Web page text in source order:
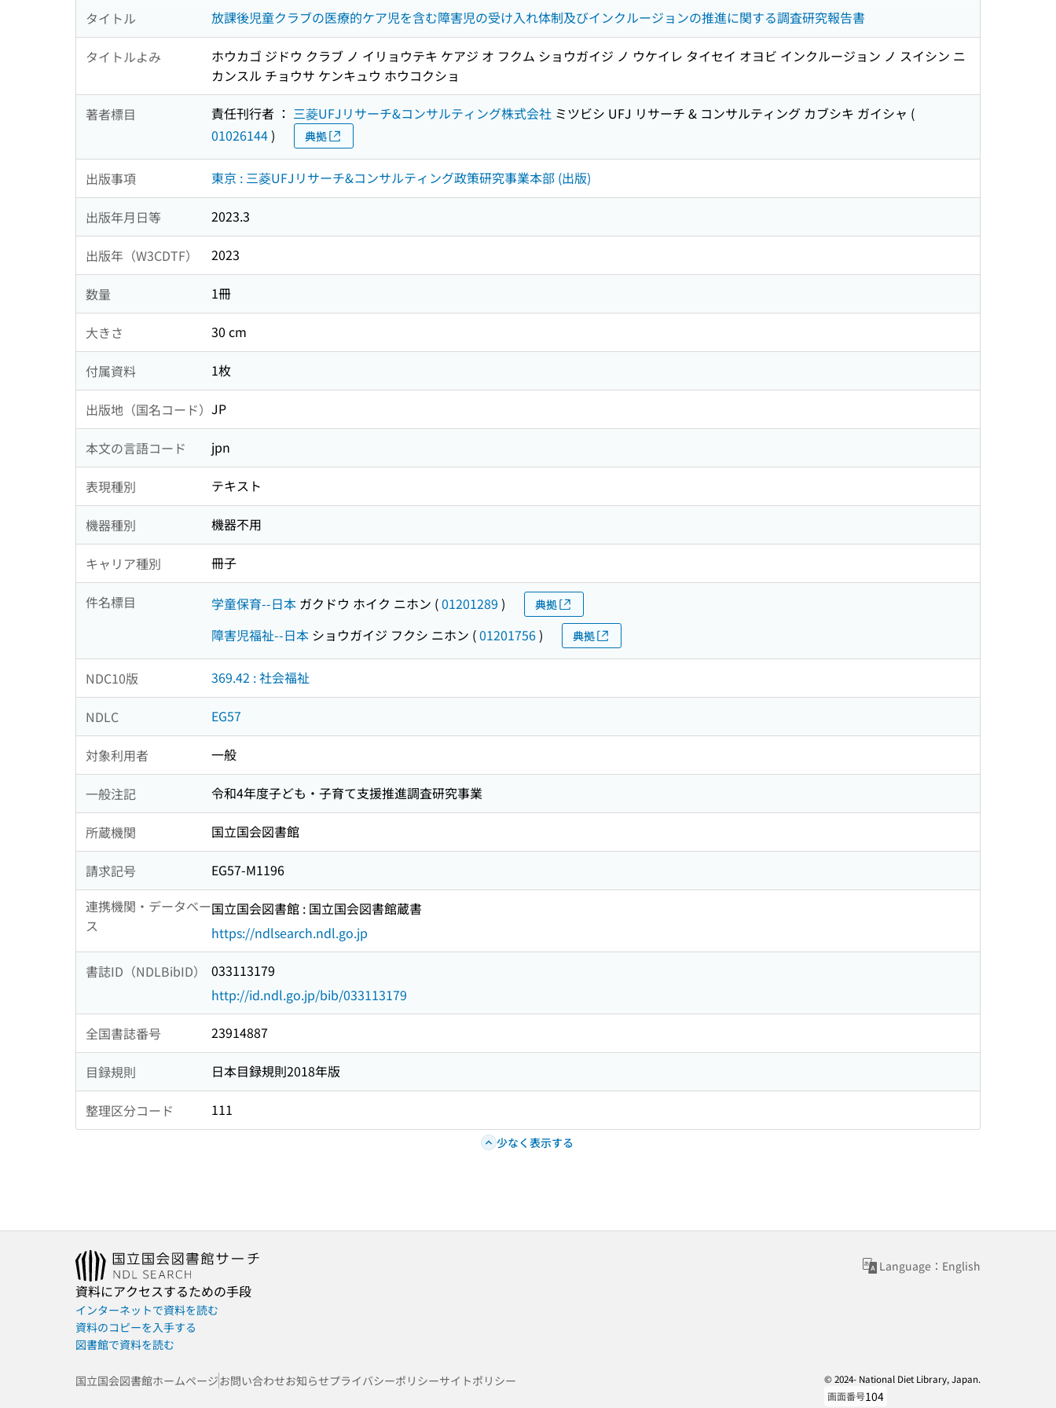
タイトル 放課後児童クラブの医療的ケア児を含む障害児の受け入れ体制及びインクルージョンの推進に関する調査研究報告書
タイトルよみ
ホウカゴ ジドウ クラブ ノ イリョウテキ ケアジ オ フクム ショウガイジ ノ ウケイレ タイセイ オヨビ インクルージョン ノ スイシン ニ
カンスル チョウサ ケンキュウ ホウコクショ
著者標目 責任刊行者 ： 三菱UFJリサーチ&コンサルティング株式会社 ミツビシ UFJ リサーチ & コンサルティング カブシキ ガイシャ (
01026144) 典拠
出版事項 東京 : 三菱UFJリサーチ&コンサルティング政策研究事業本部 (出版)
出版年月日等 2023.3
出版年（W3CDTF） 2023
数量 1冊
大きさ 30 cm
付属資料 1枚
出版地（国名コード） JP
本文の言語コード jpn
表現種別 テキスト
機器種別 機器不用
キャリア種別 冊子
件名標目 学童保育--日本 ガクドウ ホイク ニホン (01201289 ) 典拠
障害児福祉--日本 ショウガイジ フクシ ニホン (01201756) 典拠
NDC10版 369.42 : 社会福祉
NDLC EG57
対象利用者 一般
一般注記 令和4年度子ども・子育て支援推進調査研究事業
所蔵機関 国立国会図書館
請求記号
EG57-M1196
連携機関・データベー
ス
国立国会図書館 : 国立国会図書館蔵書
https://ndlsearch.ndl.go.jp
書誌ID（NDLBibID）
033113179
http://id.ndl.go.jp/bib/033113179
全国書誌番号 23914887
目録規則 日本目録規則2018年版
整理区分コード 111
少なく表示する
Language：English
資料にアクセスするための手段
インターネットで資料を読む
資料のコピーを入手する
図書館で資料を読む
国立国会図書館ホームページお問い合わせお知らせプライバシーポリシーサイトポリシー
© 2024- National Diet Library, Japan.
画面番号104